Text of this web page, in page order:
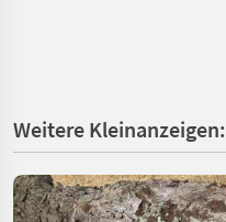
Weitere Kleinanzeigen: